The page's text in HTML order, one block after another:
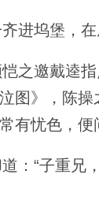
进坞堡，在
之邀戴逵指
图》，陈
有忧色，便
：“子重兄